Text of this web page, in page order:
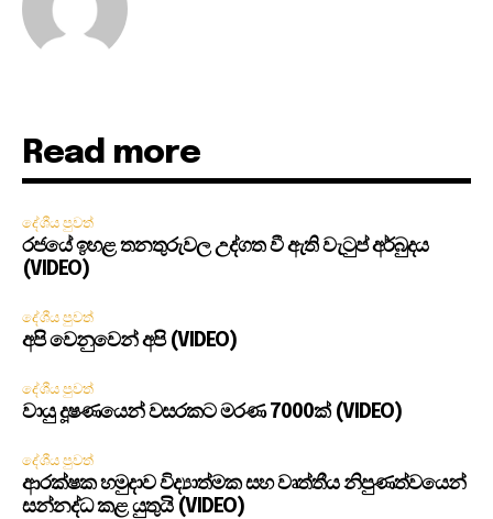
Read more
දේශීය පුවත්
රජයේ ඉහළ තනතුරුවල උද්ගත වී ඇති වැටුප් අර්බුදය
(VIDEO)
දේශීය පුවත්
අපි වෙනුවෙන් අපි (VIDEO)
දේශීය පුවත්
වායු දූෂණයෙන් වසරකට මරණ 7000ක් (VIDEO)
දේශීය පුවත්
ආරක්ෂක හමුදාව විද්‍යාත්මක සහ වෘත්තීය නිපුණත්වයෙන්
සන්නද්ධ කළ යුතුයි (VIDEO)